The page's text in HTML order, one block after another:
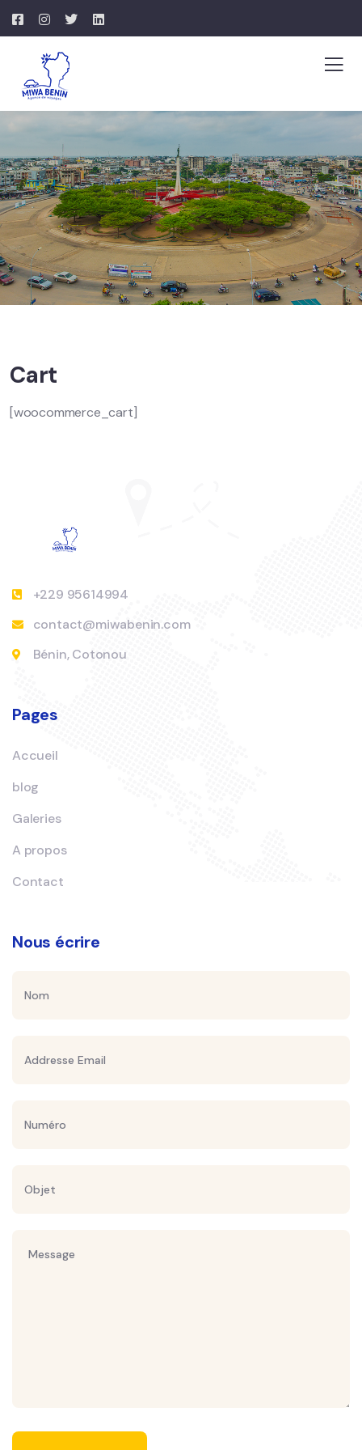
Cart
[woocommerce_cart]
+229 95614994
contact@miwabenin.com
Bénin, Cotonou
Pages
Accueil
blog
Galeries
A propos
Contact
Nous écrire